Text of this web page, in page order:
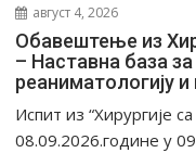
август 4, 2026
Обавештење из
– Наставна база за
реаниматологију и
Испит из “Хирургије
08.09.2026.године у